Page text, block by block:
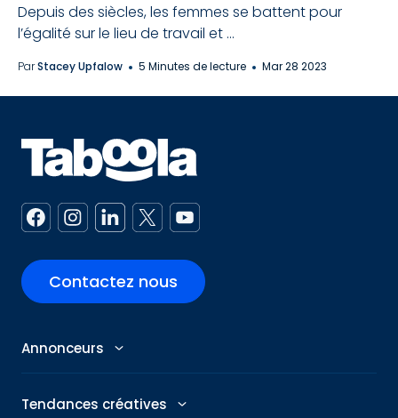
Depuis des siècles, les femmes se battent pour
l’égalité sur le lieu de travail et ...
ParStacey Upfalow 5 Minutes de lecture Mar 28 2023
Contactez nous
Annonceurs
Annonceurs
Tendances créatives